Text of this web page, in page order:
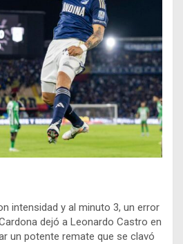
intensidad y al minuto 3, un error
dejó a Leonardo Castro en
un potente remate que se clavó